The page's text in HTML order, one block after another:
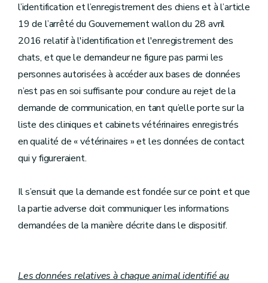
l’identification et l’enregistrement des chiens et à l’article
19 de l’arrêté du Gouvernement wallon du 28 avril
2016 relatif à l'identification et l'enregistrement des
chats, et que le demandeur ne figure pas parmi les
personnes autorisées à accéder aux bases de données
n’est pas en soi suffisante pour conclure au rejet de la
demande de communication, en tant qu’elle porte sur la
liste des cliniques et cabinets vétérinaires enregistrés
en qualité de « vétérinaires » et les données de contact
qui y figureraient.
Il s’ensuit que la demande est fondée sur ce point et que
la partie adverse doit communiquer les informations
demandées de la manière décrite dans le dispositif.
Les données relatives à chaque animal identifié au